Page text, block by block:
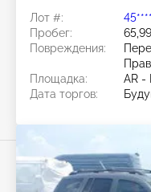
Лот #:
Пробег:
Повреждения:
Площадка:
AR -
Дата торгов: